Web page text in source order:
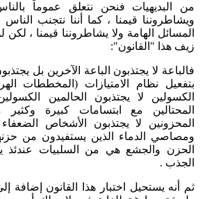
من البديهيات فنحن نتعلق عموماً
ويشاطروننا قيمنا ، كما أننا نتجنب
المسائل الهامة ولا يشاطروننا قيمنا ، لكن
زيف هذا "القانون":
فالباعة لا يجتذبون الباعة الآخرين بل
بتفعيل نظام الامتيازات (المخططات
الكسولين لا يجتذبون الحالمين
المحتالين مع ابتسامات كبيرة
المحزونين لا يجتذبون الأشخاص
ومصاصي الدماء الذين يستفيدون من
الحزن والجشع هي من السلبيات عندئذ
الجذب .
ثم أنه يستحيل اختبار هذا القانون